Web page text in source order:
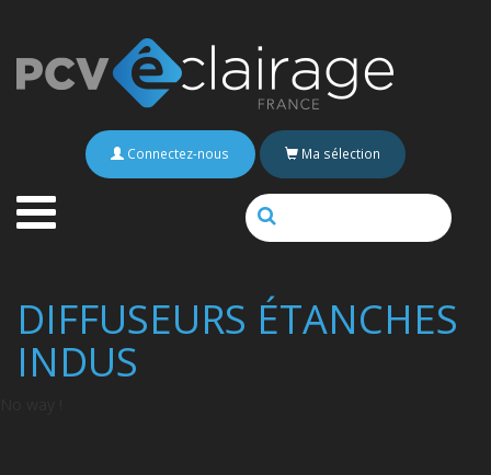
Connectez-nous Ma sélection
DIFFUSEURS ÉTANCHES
INDUS